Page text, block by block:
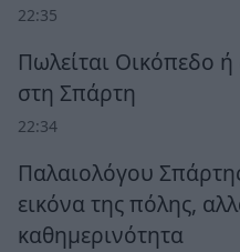
22:35
Πωλείται Οικόπεδο
στη Σπάρτη
22:34
Παλαιολόγου
εικόνα της πόλης,
καθημερινότητα